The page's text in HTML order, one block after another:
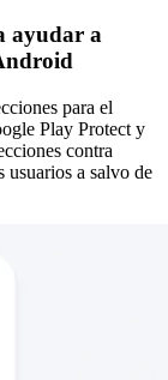
ayudar a
para el
Play Protect y
contra
usuarios a salvo de